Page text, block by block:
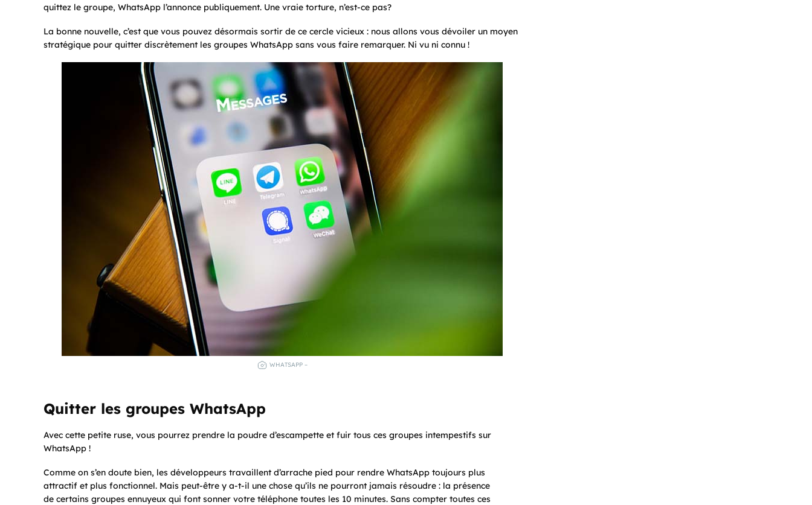
quittez le groupe, WhatsApp l’annonce publiquement. Une vraie torture, n’est-ce pas?
La bonne nouvelle, c’est que vous pouvez désormais sortir de ce cercle vicieux : nous allons vous dévoiler un moyen
stratégique pour quitter discrètement les groupes WhatsApp sans vous faire remarquer. Ni vu ni connu !
WHATSAPP –
Quitter les groupes WhatsApp
Avec cette petite ruse, vous pourrez prendre la poudre d’escampette et fuir tous ces groupes intempestifs sur
WhatsApp !
Comme on s’en doute bien, les développeurs travaillent d’arrache pied pour rendre WhatsApp toujours plus
attractif et plus fonctionnel. Mais peut-être y a-t-il une chose qu’ils ne pourront jamais résoudre : la présence
de certains groupes ennuyeux qui font sonner votre téléphone toutes les 10 minutes. Sans compter toutes ces